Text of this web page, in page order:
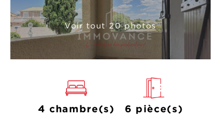
Voir tout 20 photos
4 chambre(s) 6 pièce(s)